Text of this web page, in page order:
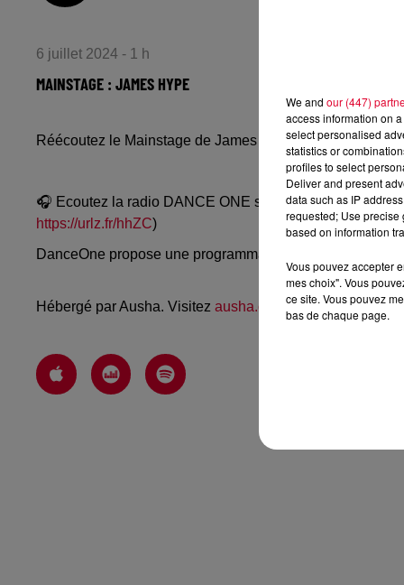
6 juillet 2024 - 1 h
MAINSTAGE : JAMES HYPE
Réécoutez le Mainstage de James Hype du vendredi 5
🎧 Ecoutez la radio DANCE ONE sur www.danceone.fr,
https://urlz.fr/hhZC)
DanceOne propose une programmation dance, EDM,
Hébergé par Ausha. Visitez ausha.co/politique-de-
We and our (447)
access information on
select personalised
statistics or
profiles to select
Deliver and present
data such as IP
requested; Use precise
based on information
Vous pouvez accepter
mes choix". Vous
ce site. Vous pouvez
bas de chaque page.